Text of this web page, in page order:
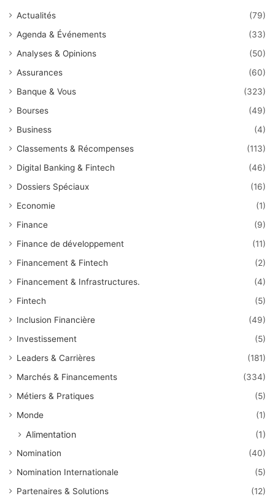
Actualités
(79)
Agenda & Événements
(33)
Analyses & Opinions
(50)
Assurances
(60)
Banque & Vous
(323)
Bourses
(49)
Business
(4)
Classements & Récompenses
(113)
Digital Banking & Fintech
(46)
Dossiers Spéciaux
(16)
Economie
(1)
Finance
(9)
Finance de développement
(11)
Financement & Fintech
(2)
Financement & Infrastructures.
(4)
Fintech
(5)
Inclusion Financière
(49)
Investissement
(5)
Leaders & Carrières
(181)
Marchés & Financements
(334)
Métiers & Pratiques
(5)
Monde
(1)
Alimentation (1)
Nomination
(40)
Nomination Internationale
(5)
Partenaires & Solutions
(12)